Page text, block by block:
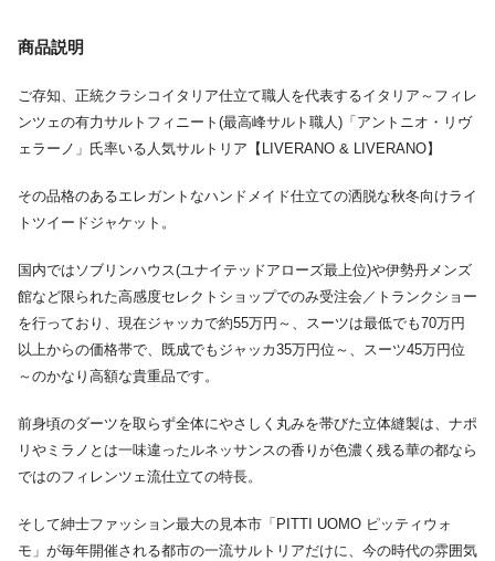
商品説明
ご存知、正統クラシコイタリア仕立て職人を代表するイタリア～フィレ
ンツェの有力サルトフィニート(最高峰サルト職人)「アントニオ・リヴ
ェラーノ」氏率いる人気サルトリア【LIVERANO & LIVERANO】
その品格のあるエレガントなハンドメイド仕立ての洒脱な秋冬向けライ
トツイードジャケット。
国内ではソブリンハウス(ユナイテッドアローズ最上位)や伊勢丹メンズ
館など限られた高感度セレクトショップでのみ受注会／トランクショー
を行っており、現在ジャッカで約55万円～、スーツは最低でも70万円
以上からの価格帯で、既成でもジャッカ35万円位～、スーツ45万円位
～のかなり高額な貴重品です。
前身頃のダーツを取らず全体にやさしく丸みを帯びた立体縫製は、ナポ
リやミラノとは一味違ったルネッサンスの香りが色濃く残る華の都なら
ではのフィレンツェ流仕立ての特長。
そして紳士ファッション最大の見本市「PITTI UOMO ピッティウォ
モ」が毎年開催される都市の一流サルトリアだけに、今の時代の雰囲気